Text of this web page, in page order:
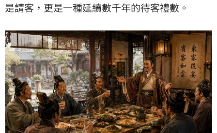
是請客，更是一種延續數千年的待客禮數。